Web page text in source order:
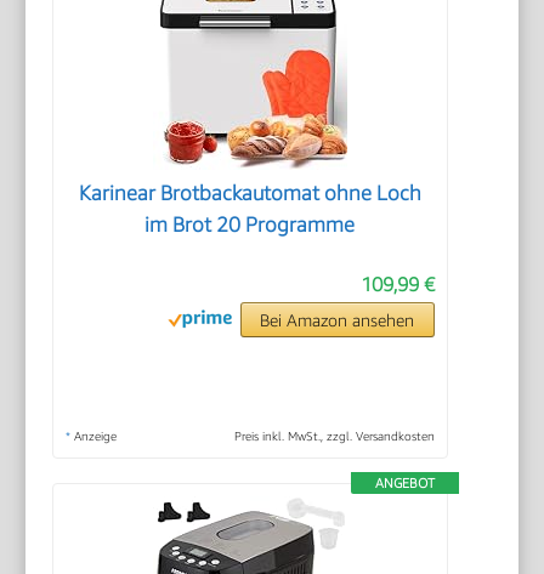
Karinear Brotbackautomat ohne Loch
im Brot 20 Programme
109,99 €
Bei Amazon ansehen
* Anzeige Preis inkl. MwSt., zzgl. Versandkosten
ANGEBOT